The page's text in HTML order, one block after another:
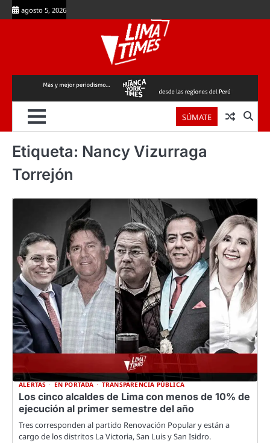
Skip
to
agosto 5, 2026
SÚMATE
Etiqueta: Nancy Vizurraga
Torrejón
ALERTAS EN PORTADA TRANSPARENCIA PÚBLICA
Los cinco alcaldes de Lima con menos de 10% de
ejecución al primer semestre del año
Tres corresponden al partido Renovación Popular y están a
cargo de los distritos La Victoria, San Luis y San Isidro.